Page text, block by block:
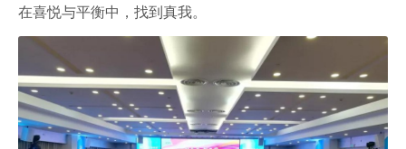
在喜悦与平衡中，找到真我。